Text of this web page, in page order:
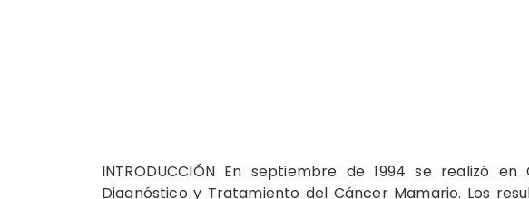
INTRODUCCIÓN En septiembre de 1994 se realizó
Diagnóstico y Tratamiento del Cáncer Mamario. Los